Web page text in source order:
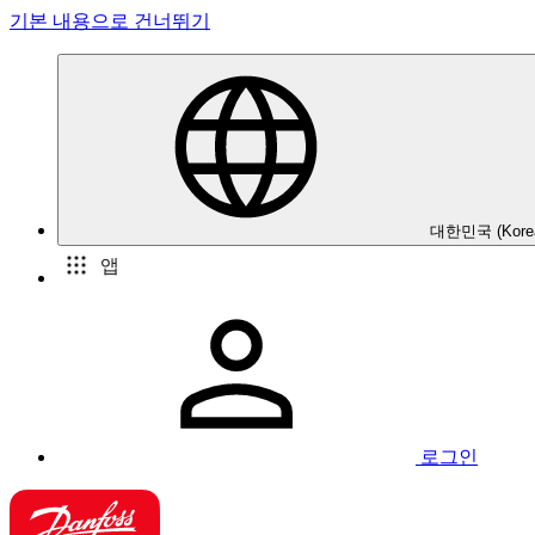
기본 내용으로 건너뛰기
대한민국
앱
로그인